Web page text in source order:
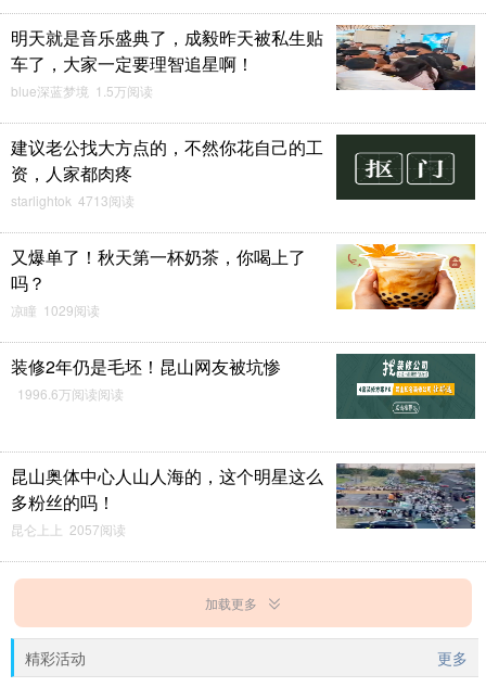
明天就是音乐盛典了，成毅昨天被私生贴
车了，大家一定要理智追星啊！
blue深蓝梦境 1.5万阅读
建议老公找大方点的，不然你花自己的工
资，人家都肉疼
starlightok 4713阅读
又爆单了！秋天第一杯奶茶，你喝上了
吗？
凉瞳 1029阅读
装修2年仍是毛坯！昆山网友被坑惨
1996.6万阅读阅读
昆山奥体中心人山人海的，这个明星这么
多粉丝的吗！
昆仑上上 2057阅读
加载更多
精彩活动 更多